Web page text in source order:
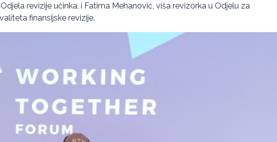
revizije učinka, i Fatima Mehanović, viša revizorka u Odjelu za
finansijske revizije.